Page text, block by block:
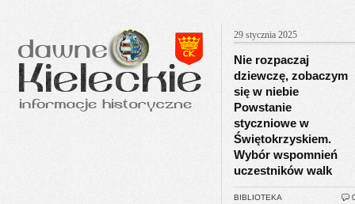
29 stycznia 2025
Nie rozpaczaj
dziewczę, zobaczym
się w niebie
Powstanie
styczniowe w
Świętokrzyskiem.
Wybór wspomnień
uczestników walk
BIBLIOTEKA